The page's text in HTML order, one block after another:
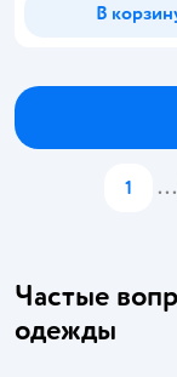
В
1 ...
Частые
одежды